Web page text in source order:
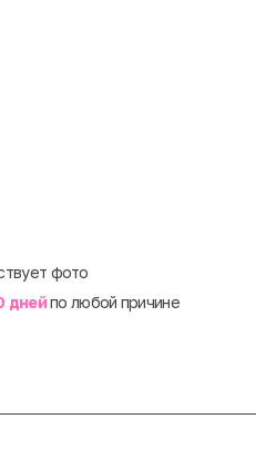
фото
днейпо любой причине